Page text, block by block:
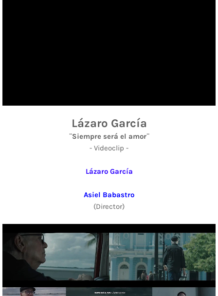
Lázaro García
¨Siempre será el amor¨
- Videoclip -
Lázaro García
Asiel Babastro
(Director)